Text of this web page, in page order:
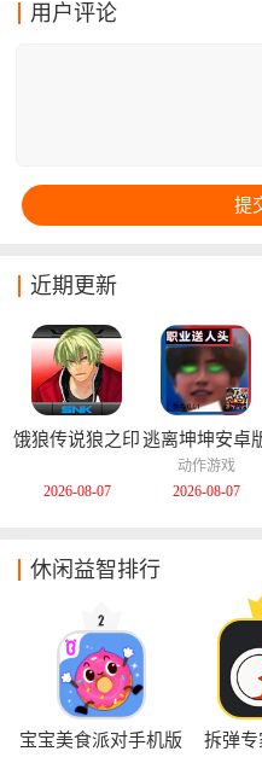
用户评论
近期更新
饿狼传说狼之印
2026-08-07
逃离坤坤安卓
动作游戏
2026-08-07
休闲益智排行
宝宝美食派对手机版 拆弹